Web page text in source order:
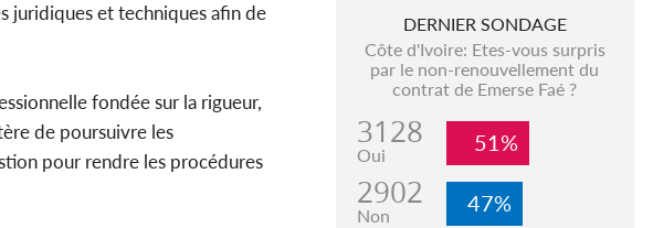
juridiques et techniques afin de
fondée sur la rigueur,
de poursuivre les
pour rendre les procédures
DERNIER SONDAGE
Côte d'Ivoire: Etes-vous surpris
par le non-renouvellement du
contrat de Emerse Faé ?
3128
Oui 51%
2902
Non 47%